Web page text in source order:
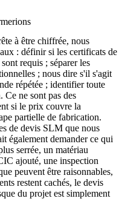
à être chiffrée, nous
: définir si les certificats de
requis ; séparer les
; nous dire s'il s'agit
répétée ; identifier toute
ne sont pas des
si le prix couvre la
partielle de fabrication.
de devis SLM que nous
également demander ce qui
serrée, un matériau
ajouté, une inspection
peuvent être raisonnables,
restent cachés, le devis
du projet est simplement